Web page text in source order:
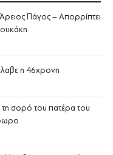
Πάγος – Απορρίπτει
η 46χρονη
σορό του πατέρα του